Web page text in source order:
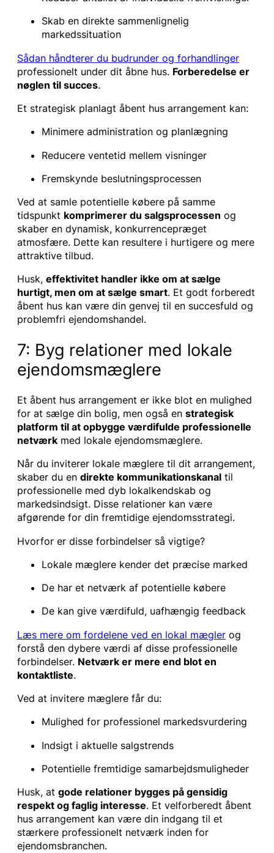
Skab en direkte sammenlignelig
markedssituation
Sådan håndterer du budrunder og forhandlinger
professionelt under dit åbne hus. Forberedelse er
nøglen til succes.
Et strategisk planlagt åbent hus arrangement kan:
Minimere administration og planlægning
Reducere ventetid mellem visninger
Fremskynde beslutningsprocessen
Ved at samle potentielle købere på samme
tidspunkt komprimerer du salgsprocessen og
skaber en dynamisk, konkurrencepræget
atmosfære. Dette kan resultere i hurtigere og mere
attraktive tilbud.
Husk, effektivitet handler ikke om at sælge
hurtigt, men om at sælge smart. Et godt forberedt
åbent hus kan være din genvej til en succesfuld og
problemfri ejendomshandel.
7: Byg relationer med lokale
ejendomsmæglere
Et åbent hus arrangement er ikke blot en mulighed
for at sælge din bolig, men også en strategisk
platform til at opbygge værdifulde professionelle
netværk med lokale ejendomsmæglere.
Når du inviterer lokale mæglere til dit arrangement,
skaber du en direkte kommunikationskanal til
professionelle med dyb lokalkendskab og
markedsindsigt. Disse relationer kan være
afgørende for din fremtidige ejendomsstrategi.
Hvorfor er disse forbindelser så vigtige?
Lokale mæglere kender det præcise marked
De har et netværk af potentielle købere
De kan give værdifuld, uafhængig feedback
Læs mere om fordelene ved en lokal mægler og
forstå den dybere værdi af disse professionelle
forbindelser. Netværk er mere end blot en
kontaktliste.
Ved at invitere mæglere får du:
Mulighed for professionel markedsvurdering
Indsigt i aktuelle salgstrends
Potentielle fremtidige samarbejdsmuligheder
Husk, at gode relationer bygges på gensidig
respekt og faglig interesse. Et velforberedt åbent
hus arrangement kan være din indgang til et
stærkere professionelt netværk inden for
ejendomsbranchen.